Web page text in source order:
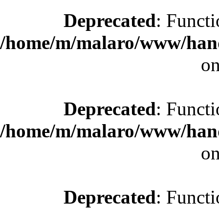
Deprecated:
/home/m/malaro/www/
Deprecated:
/home/m/malaro/www/
Deprecated: